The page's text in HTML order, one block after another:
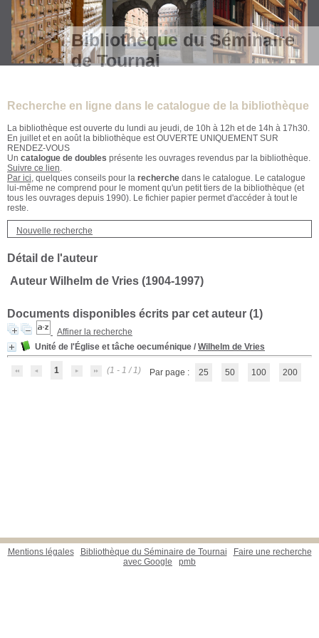
Bibliothèque du Séminaire
de Tournai
Recherche en ligne dans le catalogue de la bibliothèque
La bibliothèque est ouverte du lundi au jeudi, de 10h à 12h et de 14h à 17h30.
En juillet et en août la bibliothèque est OUVERTE UNIQUEMENT SUR
RENDEZ-VOUS
Un catalogue de doubles présente les ouvrages revendus par la bibliothèque.
Suivre ce lien.
Par ici, quelques conseils pour la recherche dans le catalogue. Le catalogue
lui-même ne comprend pour le moment qu'un petit tiers de la bibliothèque (et
tous les ouvrages depuis 1990). Le fichier papier permet d'accéder à tout le
reste.
Nouvelle recherche
Détail de l'auteur
Auteur Wilhelm de Vries (1904-1997)
Documents disponibles écrits par cet auteur (1)
Affiner la recherche
Unité de l'Église et tâche oecuménique / Wilhelm de Vries
1 (1 - 1 / 1) Par page : 25 50 100 200
Mentions légales Bibliothèque du Séminaire de Tournai
Faire une recherche
avec Google
pmb